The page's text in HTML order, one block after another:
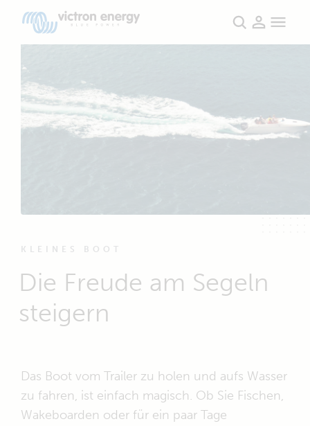
KLEINES BOOT
Die Freude am Segeln
steigern
Das Boot vom Trailer zu holen und aufs Wasser
zu fahren, ist einfach magisch. Ob Sie Fischen,
Wakeboarden oder für ein paar Tage